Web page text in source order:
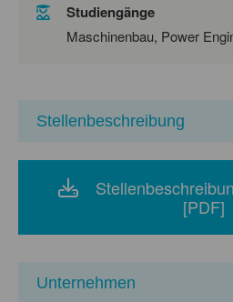
Studiengänge
Maschinenbau, Power
Stellenbeschreibung
[PDF]
Unternehmen